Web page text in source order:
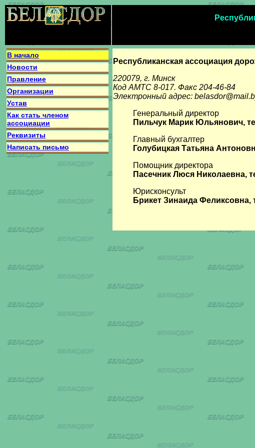
В начало
Новости
Правление
Организации
Устав
Как стать членом
ассоциации
Реквизиты
Написать письмо
Республиканская ассоциация
220079, г. Минск
Код АМТС 8-017. Факс 204-46-84
Электронный адрес:
Генеральный директор
Пильчук Марик Юльянович,
Главный бухгалтер
Голубицкая Татьяна
Помощник директора
Пасечник Люся Николаевна,
Юрисконсульт
Брикет Зинаида Феликсовна,